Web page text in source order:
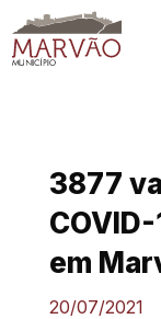
to
content
3877
em
20/07/2021